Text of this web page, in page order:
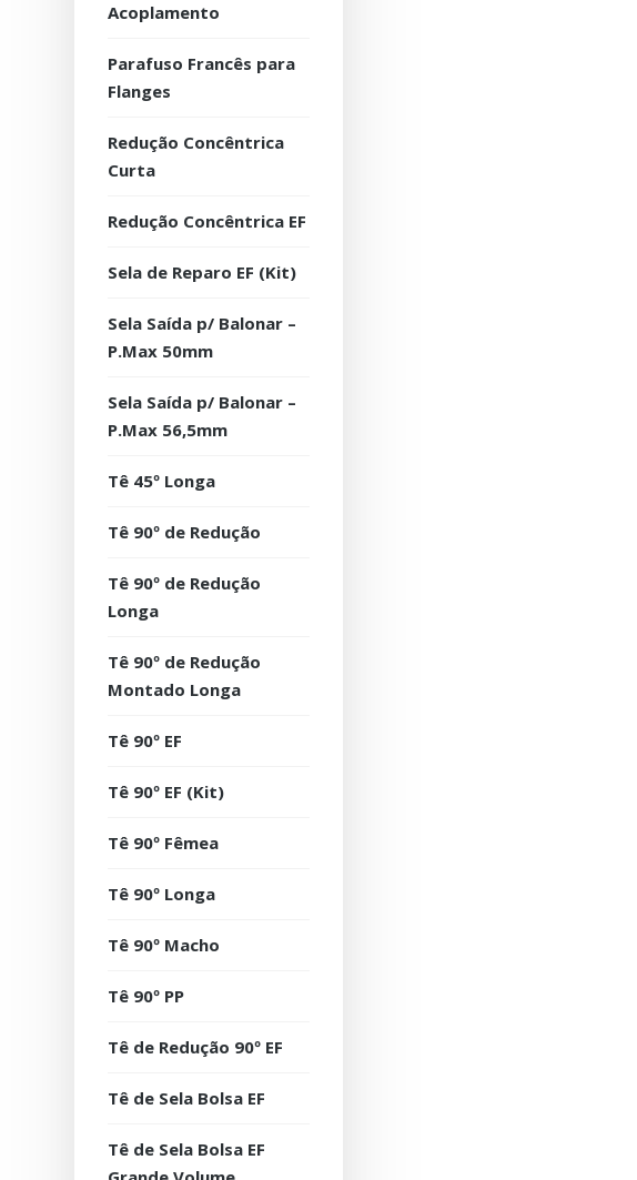
Acoplamento
Parafuso Francês para
Flanges
Redução Concêntrica
Curta
Redução Concêntrica EF
Sela de Reparo EF (Kit)
Sela Saída p/ Balonar –
P.Max 50mm
Sela Saída p/ Balonar –
P.Max 56,5mm
Tê 45º Longa
Tê 90º de Redução
Tê 90º de Redução
Longa
Tê 90º de Redução
Montado Longa
Tê 90º EF
Tê 90º EF (Kit)
Tê 90º Fêmea
Tê 90º Longa
Tê 90º Macho
Tê 90º PP
Tê de Redução 90º EF
Tê de Sela Bolsa EF
Tê de Sela Bolsa EF